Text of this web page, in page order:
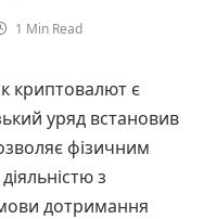
1 Min Read
криптовалют є
уряд встановив
фізичним
з
дотримання